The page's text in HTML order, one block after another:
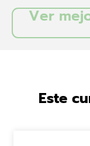
Ver
Este